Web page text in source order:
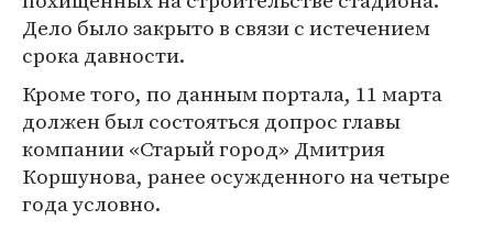
Дело было закрыто в связи с истечением
срока давности.
Кроме того, по данным портала, 11 марта
должен был состояться допрос главы
компании «Старый город» Дмитрия
Коршунова, ранее осужденного на четыре
года условно.